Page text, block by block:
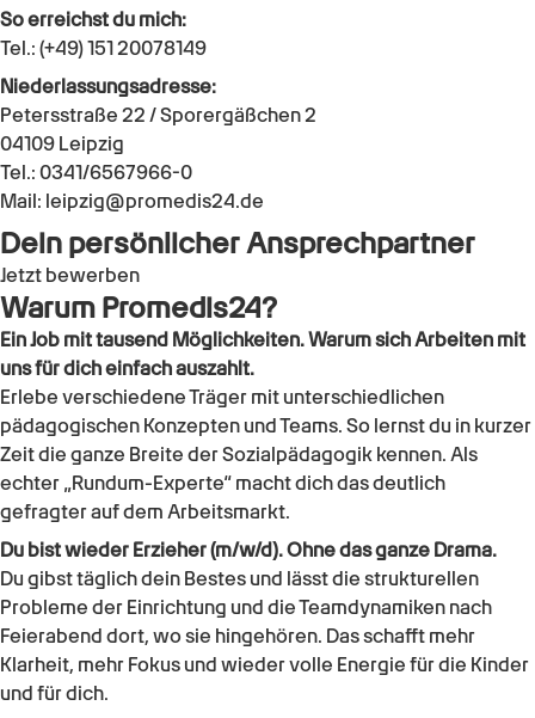
So erreichst du mich:
Tel.: (+49) 151 20078149
Niederlassungsadresse:
Petersstraße 22 / Sporergäßchen 2
04109 Leipzig
Tel.: 0341/6567966-0
Mail: leipzig@promedis24.de
Dein persönlicher Ansprechpartner
Jetzt bewerben
Warum Promedis24?
Ein Job mit tausend Möglichkeiten. Warum sich Arbeiten mit
uns für dich einfach auszahlt.
Erlebe verschiedene Träger mit unterschiedlichen
pädagogischen Konzepten und Teams. So lernst du in kurzer
Zeit die ganze Breite der Sozialpädagogik kennen. Als
echter „Rundum-Experte“ macht dich das deutlich
gefragter auf dem Arbeitsmarkt.
Du bist wieder Erzieher (m/w/d). Ohne das ganze Drama.
Du gibst täglich dein Bestes und lässt die strukturellen
Probleme der Einrichtung und die Teamdynamiken nach
Feierabend dort, wo sie hingehören. Das schafft mehr
Klarheit, mehr Fokus und wieder volle Energie für die Kinder
und für dich.